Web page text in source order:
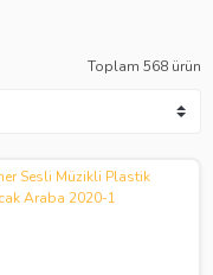
Toplam 568 ürün